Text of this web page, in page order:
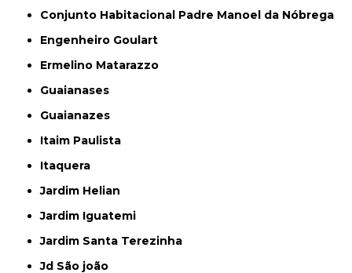
Conjunto Habitacional Padre Manoel da Nóbrega
Engenheiro Goulart
Ermelino Matarazzo
Guaianases
Guaianazes
Itaim Paulista
Itaquera
Jardim Helian
Jardim Iguatemi
Jardim Santa Terezinha
Jd São joão